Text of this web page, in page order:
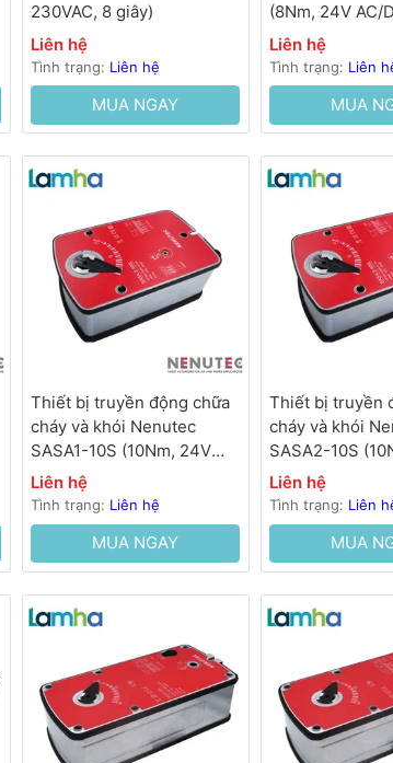
230VAC, 8 giây)
Liên hệ
Tình trạng: Liên hệ
MUA NGAY
(8Nm, 24V AC/
Liên hệ
Tình trạng: Liên
MUA
Thiết bị truyền động chữa
cháy và khói Nenutec
SASA1-10S (10Nm, 24V
AC/DC,<30s)
Liên hệ
Tình trạng: Liên hệ
MUA NGAY
Thiết bị truyền
cháy và khói
SASA2-10S
AC,<30s)
Liên hệ
Tình trạng: Liên
MUA